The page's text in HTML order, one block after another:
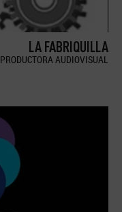
LA FABRIQUILLA
PRODUCTORA AUDIOVISUAL